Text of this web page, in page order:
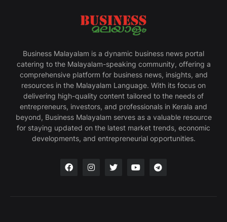
Business Malayalam is a dynamic business news portal
catering to the Malayalam-speaking community, offering a
comprehensive platform for business news, insights, and
resources in the Malayalam Language. With its focus on
delivering high-quality content tailored to the needs of
entrepreneurs, investors, and professionals in Kerala and
beyond, Business Malayalam serves as a valuable resource
for staying updated on the latest market trends, economic
developments, and entrepreneurial opportunities.